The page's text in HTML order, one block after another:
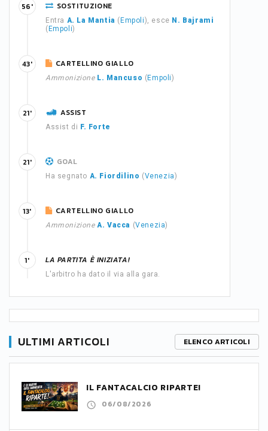
SOSTITUZIONE
Entra A. La Mantia ( Empoli), esce N. Bajrami
( Empoli)
56'
CARTELLINO GIALLO
Ammonizione L. Mancuso ( Empoli)
43'
ASSIST
Assist di F. Forte
21'
GOAL
Ha segnato A. Fiordilino (Venezia)
21'
CARTELLINO GIALLO
Ammonizione A. Vacca (Venezia)
13'
LA PARTITA È INIZIATA!
L'arbitro ha dato il via alla gara.
1'
ULTIMI ARTICOLI ELENCO ARTICOLI
IL FANTACALCIO RIPARTE!
06/08/2026